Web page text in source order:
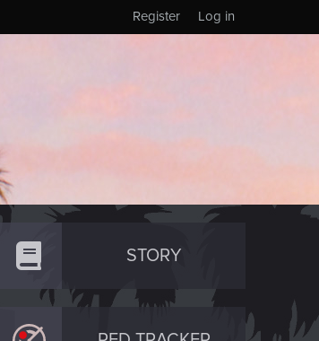
Log in
Register
STORY